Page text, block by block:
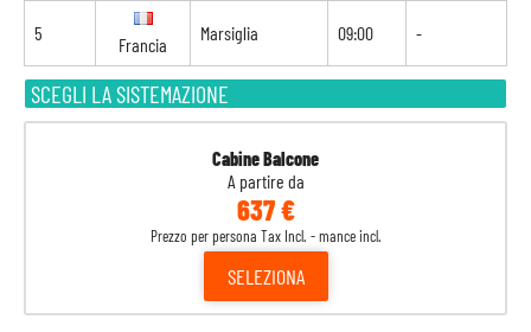
SCEGLI LA SISTEMAZIONE
Cabine Balcone
A partire da
637 €
Prezzo per persona Tax Incl. - mance incl.
SELEZIONA
5
Francia
Marsiglia 09:00 -